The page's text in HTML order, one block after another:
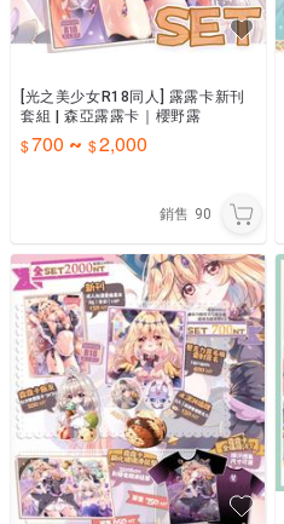
[光之美少女R18同人] 露露卡新刊
套組 | 森亞露露卡｜櫻野露
700 ~ 2,000
銷售 90